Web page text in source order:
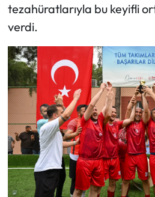
tezahüratlarıyla bu keyifli
verdi.